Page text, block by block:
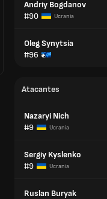
Andriy Bogdanov
#90
Ucrania
Oleg Synytsia
#96
Atacantes
Nazaryi Nich
#9
Ucrania
Sergiy Kyslenko
#9
Ucrania
Ruslan Buryak